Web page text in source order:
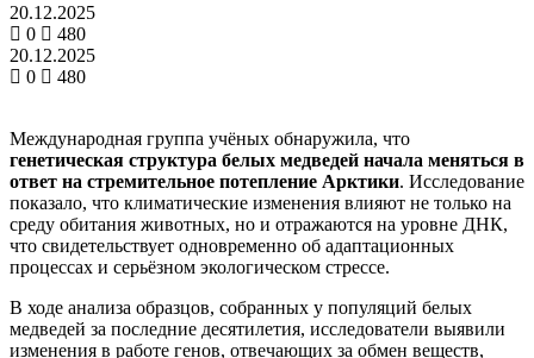
20.12.2025
0
480
20.12.2025
0
480
Международная группа учёных обнаружила, что
генетическая структура белых медведей начала меняться в
ответ на стремительное потепление Арктики. Исследование
показало, что климатические изменения влияют не только на
среду обитания животных, но и отражаются на уровне ДНК,
что свидетельствует одновременно об адаптационных
процессах и серьёзном экологическом стрессе.
В ходе анализа образцов, собранных у популяций белых
медведей за последние десятилетия, исследователи выявили
изменения в работе генов, отвечающих за обмен веществ,